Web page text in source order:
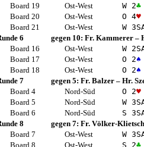
Board 19
Ost-West W 2♣
Board 20
Ost-West O 4♥
Board 21
Ost-West W 3
6
gegen 10: Fr. Kammerer –
Board 16
Ost-West W 2
Board 17
Ost-West O 2♠
Board 18
Ost-West O 2♠
7
gegen 5: Fr. Balzer – Hr.
Board 4
Nord-Süd O 2♥
Board 5
Nord-Süd W 3
Board 6
Nord-Süd S 3
8
gegen 7: Fr. Völker-Klietsch
Board 7
Ost-West W 3
Board 8
Ost-West S 2♣